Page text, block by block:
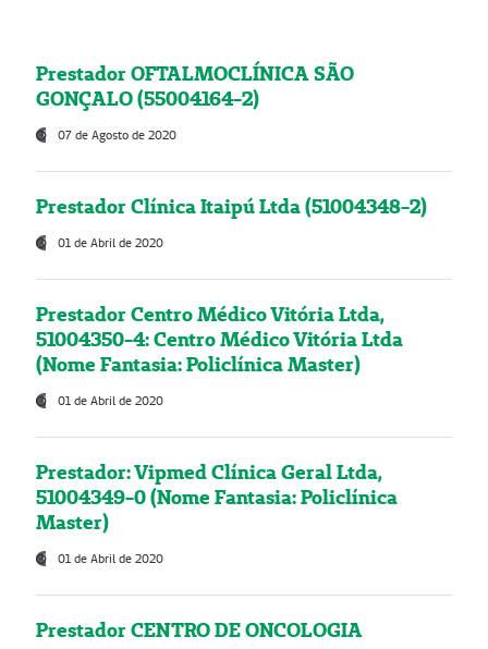
Prestador OFTALMOCLÍNICA SÃO
GONÇALO (55004164-2)
07 de Agosto de 2020
Prestador Clínica Itaipú Ltda (51004348-2)
01 de Abril de 2020
Prestador Centro Médico Vitória Ltda,
51004350-4: Centro Médico Vitória Ltda
(Nome Fantasia: Policlínica Master)
01 de Abril de 2020
Prestador: Vipmed Clínica Geral Ltda,
51004349-0 (Nome Fantasia: Policlínica
Master)
01 de Abril de 2020
Prestador CENTRO DE ONCOLOGIA